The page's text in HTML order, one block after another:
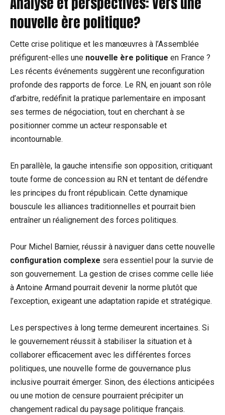
nouvelle ère politique?
Cette crise politique et les manœuvres à l’Assemblée
préfigurent-elles une nouvelle ère politique en France ?
Les récents événements suggèrent une reconfiguration
profonde des rapports de force. Le RN, en jouant son rôle
d’arbitre, redéfinit la pratique parlementaire en imposant
ses termes de négociation, tout en cherchant à se
positionner comme un acteur responsable et
incontournable.
En parallèle, la gauche intensifie son opposition, critiquant
toute forme de concession au RN et tentant de défendre
les principes du front républicain. Cette dynamique
bouscule les alliances traditionnelles et pourrait bien
entraîner un réalignement des forces politiques.
Pour Michel Barnier, réussir à naviguer dans cette nouvelle
configuration complexe sera essentiel pour la survie de
son gouvernement. La gestion de crises comme celle liée
à Antoine Armand pourrait devenir la norme plutôt que
l’exception, exigeant une adaptation rapide et stratégique.
Les perspectives à long terme demeurent incertaines. Si
le gouvernement réussit à stabiliser la situation et à
collaborer efficacement avec les différentes forces
politiques, une nouvelle forme de gouvernance plus
inclusive pourrait émerger. Sinon, des élections anticipées
ou une motion de censure pourraient précipiter un
changement radical du paysage politique français.